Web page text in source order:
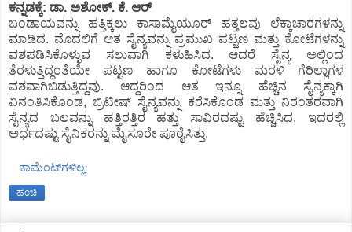
ಕನ್ನಡಕ್ಕೆ: ಡಾ. ಅಶೋಕ್. ಕೆ. ಆರ್
ಬಂಡಾಯವನ್ನು ಹತ್ತಿಕ್ಕಲು ಕಾಸಾಮೈಯೂರ್ ಹತ್ತಲವು ಲೆಕ್ಕಾಚಾರಗಳನ್ನು
ಮಾಡಿದ. ಮೊದಲಿಗೆ ಆತ ಸೈನ್ಯವನ್ನು ಪ್ರಮುಖ ಪಟ್ಟಣ ಮತ್ತು ಕೋಟೆಗಳನ್ನು
ವಶಪಡಿಸಿಕೊಳ್ಳುವ ಸಲುವಾಗಿ ಕಳುಹಿಸಿದ. ಆದರೆ ಸೈನ್ಯ ಅಲ್ಲಿಂದ
ತೆರಳುತ್ತಿದ್ದಂತೆಯೇ ಪಟ್ಟಣ ಹಾಗೂ ಕೋಟೆಗಳು ಮರಳಿ ಗೆರಿಲ್ಲಾಗಳ
ವಶವಾಗಿಬಿಡುತ್ತಿದ್ದವು. ಆದ್ದರಿಂದ ಆತ ಇನ್ನೂ ಹೆಚ್ಚಿನ ಸೈನ್ಯಕ್ಕಾಗಿ
ವಿನಂತಿಸಿಕೊಂಡ, ಬ್ರಿಟೀಷ್ ಸೈನ್ಯವನ್ನು ಕರೆಸಿಕೊಂಡ ಮತ್ತು ನಿರಂತರವಾಗಿ
ಸೈನ್ಯದ ಬಲವನ್ನು ಹತ್ತಿರತ್ತಿರ ಹತ್ತು ಸಾವಿರದಷ್ಟು ಹೆಚ್ಚಿಸಿದ, ಇದರಲ್ಲಿ
ಅರ್ಧದಷ್ಟು ಸೈನಿಕರನ್ನು ಮೈಸೂರೇ ಪೂರೈಸಿತ್ತು.
ಕಾಮೆಂಟ್‌ಗಳಿಲ್ಲ:
ಹಂಚಿ